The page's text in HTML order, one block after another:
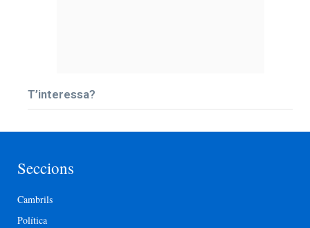
T’interessa?
Seccions
Cambrils
Política